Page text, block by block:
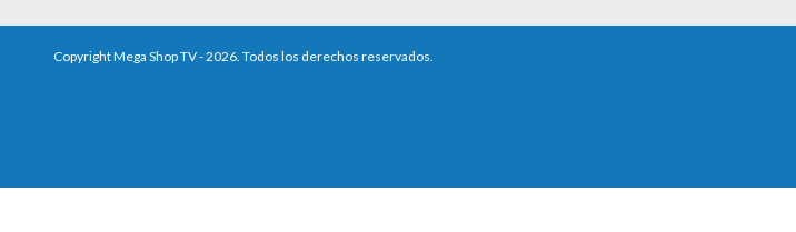
Copyright Mega Shop TV - 2026. Todos los derechos reservados.